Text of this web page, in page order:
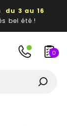
du 3 au 16
bel été !
0